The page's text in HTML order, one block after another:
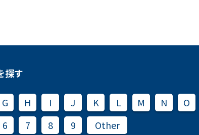
探す
G H I J K L M N O
6 7 8 9 Other